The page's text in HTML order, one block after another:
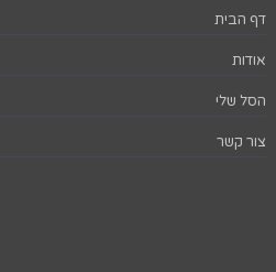
דף הבית
אודות
הסל שלי
צור קשר